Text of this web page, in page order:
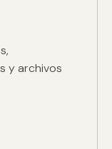
y archivos